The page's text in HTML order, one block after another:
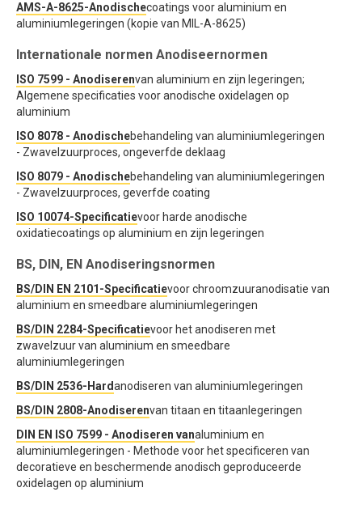
AMS-A-8625-Anodischecoatings voor aluminium en
aluminiumlegeringen (kopie van MIL-A-8625)
Internationale normen Anodiseernormen
ISO 7599 - Anodiserenvan aluminium en zijn legeringen;
Algemene specificaties voor anodische oxidelagen op
aluminium
ISO 8078 - Anodischebehandeling van aluminiumlegeringen
- Zwavelzuurproces, ongeverfde deklaag
ISO 8079 - Anodischebehandeling van aluminiumlegeringen
- Zwavelzuurproces, geverfde coating
ISO 10074-Specificatievoor harde anodische
oxidatiecoatings op aluminium en zijn legeringen
BS, DIN, EN Anodiseringsnormen
BS/DIN EN 2101-Specificatievoor chroomzuuranodisatie van
aluminium en smeedbare aluminiumlegeringen
BS/DIN 2284-Specificatievoor het anodiseren met
zwavelzuur van aluminium en smeedbare
aluminiumlegeringen
BS/DIN 2536-Hardanodiseren van aluminiumlegeringen
BS/DIN 2808-Anodiserenvan titaan en titaanlegeringen
DIN EN ISO 7599 - Anodiseren vanaluminium en
aluminiumlegeringen - Methode voor het specificeren van
decoratieve en beschermende anodisch geproduceerde
oxidelagen op aluminium